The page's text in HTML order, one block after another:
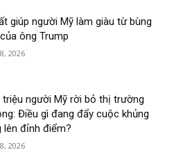
giúp người Mỹ làm giàu từ bùng
ông Trump
2026
triệu người Mỹ rời bỏ thị trường
Điều gì đang đẩy cuộc khủng
lên đỉnh điểm?
2026